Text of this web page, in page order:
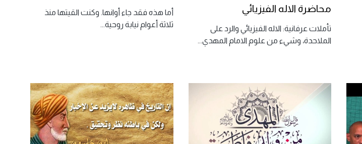
محاضرة الاله الفيزيائي
تأملات عرفانية: الاله الفيزيائي والرد على
الملاحدة، وشيء من علوم الامام المهدي...
أما هذه فقد جاء أوانها. وكنت القيتها منذ
ثلاثة أعوام نيابة روحية...